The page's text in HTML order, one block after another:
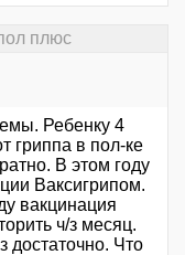
плюс
Ребенку 4
гриппа в пол-ке
В этом году
Ваксигрипом.
вакцинация
ч/з месяц.
достаточно. Что